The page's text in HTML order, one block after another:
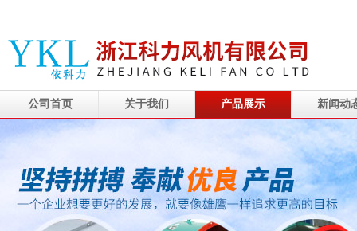
公司首页 关于我们 产品展示 新闻动